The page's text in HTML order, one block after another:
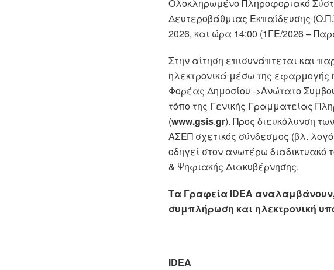
Ολοκληρωμένο Πληροφοριακό
Δευτεροβάθμιας Εκπαίδευσης
2026, και ώρα 14:00 (1ΓΕ/2026 –
Στην αίτηση επισυνάπτεται και
ηλεκτρονικά μέσω της εφαρμογής
Φορέας Δημοσίου ->Ανώτατο
τόπο της Γενικής Γραμματείας
(www.gsis.gr). Προς διευκόλυνση
ΑΣΕΠ σχετικός σύνδεσμος (βλ.
οδηγεί στον ανωτέρω
& Ψηφιακής Διακυβέρνησης.
Τα Γραφεία IDEA
συμπλήρωση και ηλεκτρονική
IDEA